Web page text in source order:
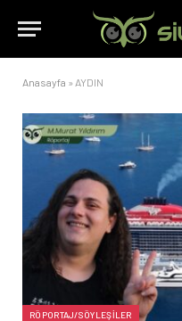
Anasayfa » AYDIN
RÖPORTAJ/SÖYLEŞILER